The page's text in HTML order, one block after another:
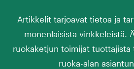
Artikkelit tarjoavat tietoa ja
monenlaisista vinkkeleistä.
ruokaketjun toimijat tuottajista
ruoka-alan